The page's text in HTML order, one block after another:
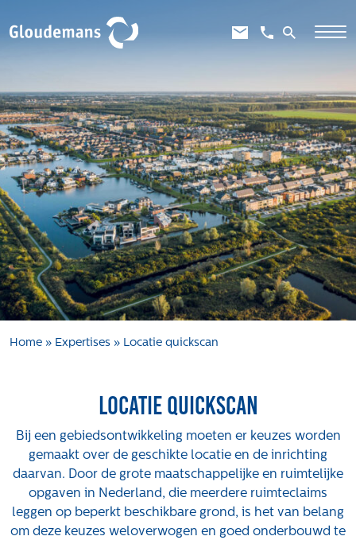
Expertises
Gebiedsontwikkeling
Gebiedseconomie
Grondstrategie en -verwerving
Taxaties overheid
Taxaties zakelijk
Schadevergoedingsrecht
Rentmeesterij
Transities
Tender-light voormalige St. Josefschool in
Tender-light Amundsenstraat Valkenswaard
Concurrentiegerichte dialoog en tenderstrategie
Hoge Woerd in Ewijk
Pachtbeleid gemeente Valkenswaard: duurzame
pacht als instrument voor landbouw- en
Home » Expertises » Locatie quickscan
Locatie quickscan
Bij een gebiedsontwikkeling moeten er keuzes worden
gemaakt over de geschikte locatie en de inrichting
daarvan. Door de grote maatschappelijke en ruimtelijke
opgaven in Nederland, die meerdere ruimteclaims
leggen op beperkt beschikbare grond, is het van belang
om deze keuzes weloverwogen en goed onderbouwd te